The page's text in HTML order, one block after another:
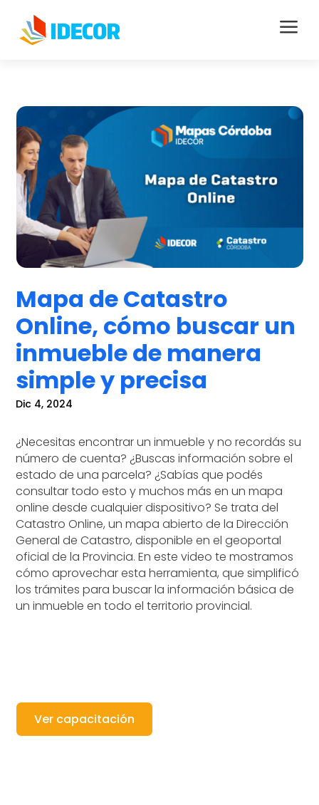
a
Mapa de Catastro
Online, cómo buscar un
inmueble de manera
simple y precisa
Dic 4, 2024
¿Necesitas encontrar un inmueble y no recordás su
número de cuenta? ¿Buscas información sobre el
estado de una parcela? ¿Sabías que podés
consultar todo esto y muchos más en un mapa
online desde cualquier dispositivo? Se trata del
Catastro Online, un mapa abierto de la Dirección
General de Catastro, disponible en el geoportal
oficial de la Provincia. En este video te mostramos
cómo aprovechar esta herramienta, que simplificó
los trámites para buscar la información básica de
un inmueble en todo el territorio provincial.
Ver capacitación